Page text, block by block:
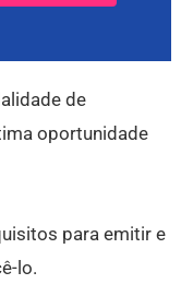
de
oportunidade
para emitir e
lo.